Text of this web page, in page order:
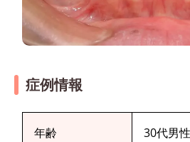
症例情報
年齢 30代男性